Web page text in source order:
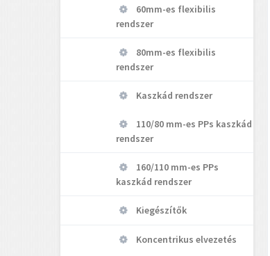
60mm-es flexibilis
rendszer
80mm-es flexibilis
rendszer
Kaszkád rendszer
110/80 mm-es PPs kaszkád
rendszer
160/110 mm-es PPs
kaszkád rendszer
Kiegészítők
Koncentrikus elvezetés